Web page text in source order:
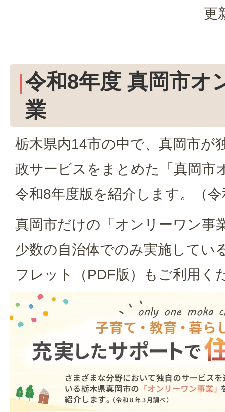
更
令和8年度 真岡市オ
業
栃木県内14市の中で、真岡市が
政サービスをまとめた「真岡市
令和8年度版を紹介します。（
真岡市だけの「オンリーワン事
少数の自治体でのみ実施してい
フレット（PDF版）もご利用く